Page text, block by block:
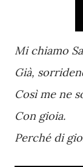
Mi chiamo
Già,
Così me ne
Con gioia.
Perché di